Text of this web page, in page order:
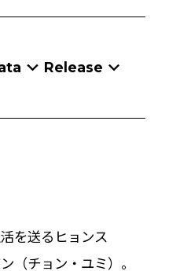
Release
を送るヒョンス
（チョン・ユミ）。